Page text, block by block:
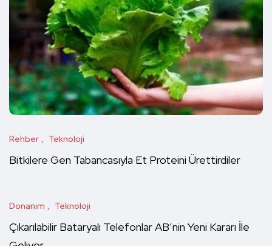
Rehber Teknoloji
Bitkilere Gen Tabancasıyla Et Proteini Ürettirdiler
Donanım Teknoloji
Çıkarılabilir Bataryalı Telefonlar AB’nin Yeni Kararı İle